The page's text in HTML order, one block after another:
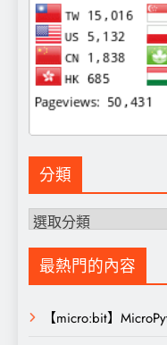
分類
分
最熱門的內容
【micro:bit】